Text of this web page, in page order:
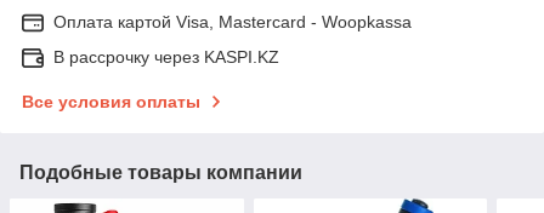
Оплата картой Visa, Mastercard - Woopkassa
В рассрочку через KASPI.KZ
Все условия оплаты
Подобные товары компании